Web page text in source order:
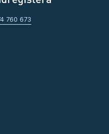
760 673